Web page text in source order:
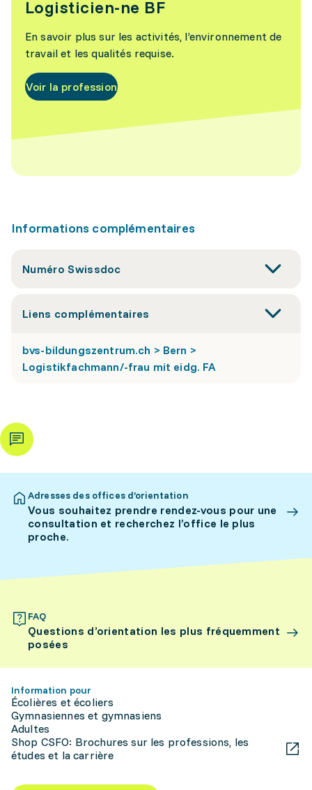
Logisticien-ne BF
En savoir plus sur les activités, l’environnement de
travail et les qualités requise.
Voir la profession
Informations complémentaires
Numéro Swissdoc
Liens complémentaires
bvs-bildungszentrum.ch > Bern >
Logistikfachmann/-frau mit eidg. FA
Adresses des offices d’orientation
Vous souhaitez prendre rendez-vous pour une
consultation et recherchez l’office le plus
proche.
FAQ
Questions d’orientation les plus fréquemment
posées
Information pour
Écolières et écoliers
Gymnasiennes et gymnasiens
Adultes
Shop CSFO: Brochures sur les professions, les
études et la carrière